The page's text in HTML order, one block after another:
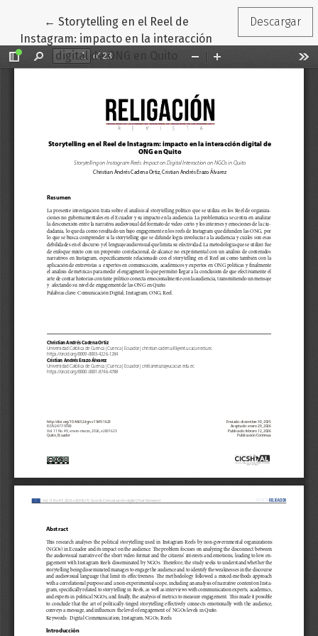
← Volver a los detalles del artículo
Storytelling en el Reel de
Instagram: impacto en la interacción
digital de ONG en Quito
Descargar